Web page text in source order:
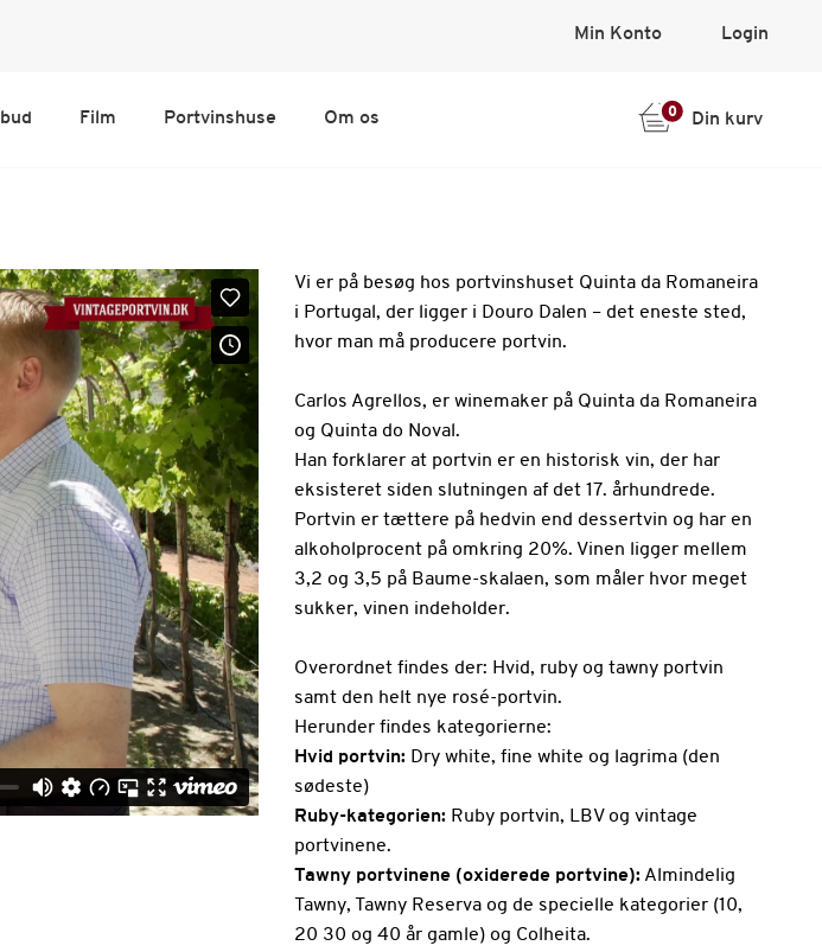
Min Konto Login
Film Portvinshuse Om os 0 Din kurv
Vi er på besøg hos portvinshuset Quinta da Romaneira
i Portugal, der ligger i Douro Dalen – det eneste sted,
hvor man må producere portvin.
Carlos Agrellos, er winemaker på Quinta da Romaneira
og Quinta do Noval.
Han forklarer at portvin er en historisk vin, der har
eksisteret siden slutningen af det 17. århundrede.
Portvin er tættere på hedvin end dessertvin og har en
alkoholprocent på omkring 20%. Vinen ligger mellem
3,2 og 3,5 på Baume-skalaen, som måler hvor meget
sukker, vinen indeholder.
Overordnet findes der: Hvid, ruby og tawny portvin
samt den helt nye rosé-portvin.
Herunder findes kategorierne:
Hvid portvin: Dry white, fine white og lagrima (den
sødeste)
Ruby-kategorien: Ruby portvin, LBV og vintage
portvinene.
Tawny portvinene (oxiderede portvine): Almindelig
Tawny, Tawny Reserva og de specielle kategorier (10,
20 30 og 40 år gamle) og Colheita.